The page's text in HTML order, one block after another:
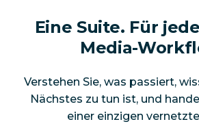
Eine Suite. Für
Media-
Verstehen Sie, was passiert,
Nächstes zu tun ist, und
einer einzigen